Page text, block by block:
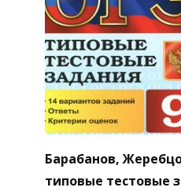
Барабанов,
типовые тестовые